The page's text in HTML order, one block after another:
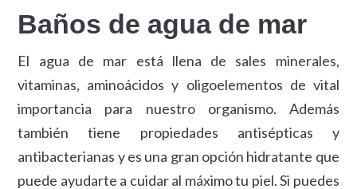
Baños de agua de mar
El agua de mar está llena de sales minerales,
vitaminas, aminoácidos y oligoelementos de vital
importancia para nuestro organismo. Además
también tiene propiedades antisépticas y
antibacterianas y es una gran opción hidratante que
puede ayudarte a cuidar al máximo tu piel. Si puedes